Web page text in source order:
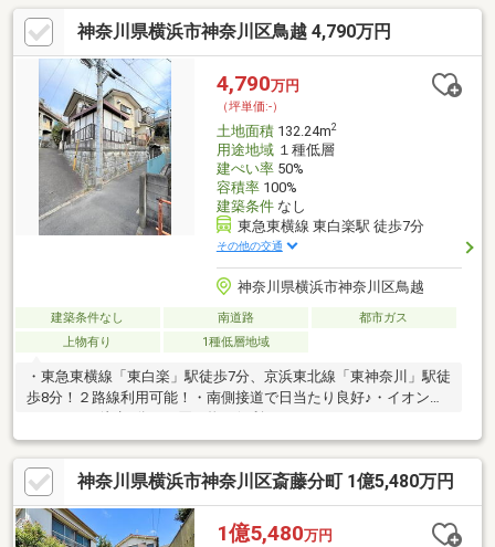
い。・建築条件なし！お好きなハウスメーカーで建築可能。・近
隣商業地域のため住宅＋店舗・事務所利用も検討可能。・徒歩圏
にスーパー・学校・生活施設が充実した利便性の高い住環境。
神奈川県横浜市神奈川区鳥越 4,790万円
4,790万円
（坪単価:-）
土地面積132.24m2
用途地域１種低層
建ぺい率50%
容積率100%
建築条件なし
東急東横線 東白楽駅 徒歩7分
その他の交通
神奈川県横浜市神奈川区鳥越
建築条件なし 南道路
都市ガス
上物有り
1種低層地域
・東急東横線「東白楽」駅徒歩7分、京浜東北線「東神奈川」駅徒
歩8分！２路線利用可能！・南側接道で日当たり良好♪・イオンス
神奈川県横浜市神奈川区斎藤分町 1億5,480万円
1億5,480万円